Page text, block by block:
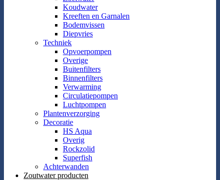
Koudwater
Kreeften en Garnalen
Bodemvissen
Diepvries
Techniek
Opvoerpompen
Overige
Buitenfilters
Binnenfilters
Verwarming
Circulatiepompen
Luchtpompen
Plantenverzorging
Decoratie
HS Aqua
Overig
Rockzolid
Superfish
Achterwanden
Zoutwater producten